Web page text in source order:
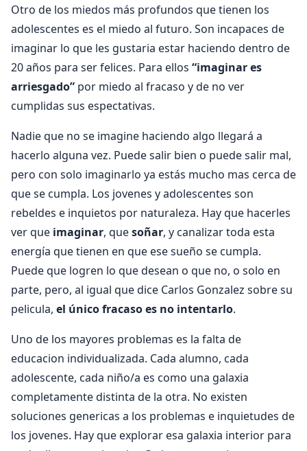
Otro de los miedos más profundos que tienen los
adolescentes es el miedo al futuro. Son incapaces de
imaginar lo que les gustaria estar haciendo dentro de
20 años para ser felices. Para ellos “imaginar es
arriesgado” por miedo al fracaso y de no ver
cumplidas sus espectativas.
Nadie que no se imagine haciendo algo llegará a
hacerlo alguna vez. Puede salir bien o puede salir mal,
pero con solo imaginarlo ya estás mucho mas cerca de
que se cumpla. Los jovenes y adolescentes son
rebeldes e inquietos por naturaleza. Hay que hacerles
ver que imaginar, quesoñar, y canalizar toda esta
energía que tienen en que ese sueño se cumpla.
Puede que logren lo que desean o que no, o solo en
parte, pero, al igual que dice Carlos Gonzalez sobre su
pelicula, el único fracaso es no intentarlo.
Uno de los mayores problemas es la falta de
educacion individualizada. Cada alumno, cada
adolescente, cada niño/a es como una galaxia
completamente distinta de la otra. No existen
soluciones genericas a los problemas e inquietudes de
los jovenes. Hay que explorar esa galaxia interior para